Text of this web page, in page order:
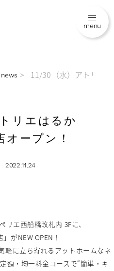
menu
news 11/30（水）アトリエ
リエはるか
ープン！
2022.11.24
エ西船橋改札内 3Fに、
がNEW OPEN！
軽に立ち寄れるアットホームなネ
額・均一料金コースで“簡単・キ